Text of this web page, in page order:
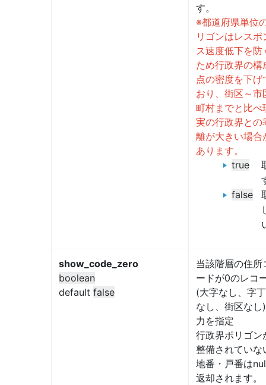
す。
※都道府県単位
リゴンはレスポ
ス速度低下を防
ため行政界の構
点の密度を下げ
おり、街区～市
町村までと比べ
実の行政界との
離が大きい場合
あります。
true
false
show_code_zero
boolean
default false
当該階層の住所
ードが0のレコ
(大字なし、字
なし、街区なし
力を指定
行政界ポリゴン
整備されていな
地番・戸番は
返却されます。